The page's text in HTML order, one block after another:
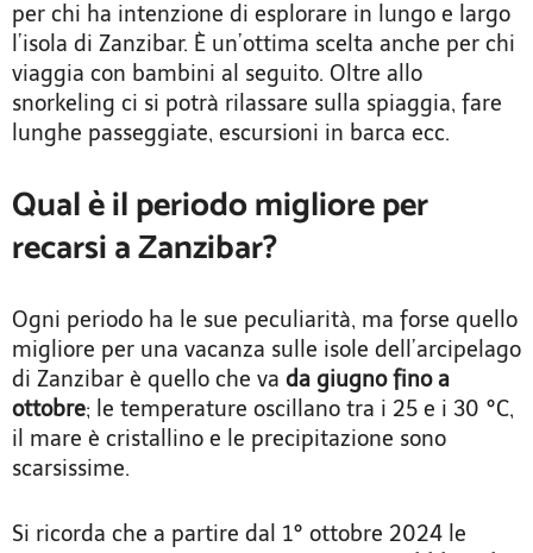
per chi ha intenzione di esplorare in lungo e largo
l’isola di Zanzibar. È un’ottima scelta anche per chi
viaggia con bambini al seguito. Oltre allo
snorkeling ci si potrà rilassare sulla spiaggia, fare
lunghe passeggiate, escursioni in barca ecc.
Qual è il periodo migliore per
recarsi a Zanzibar?
Ogni periodo ha le sue peculiarità, ma forse quello
migliore per una vacanza sulle isole dell’arcipelago
di Zanzibar è quello che va da giugno fino a
ottobre; le temperature oscillano tra i 25 e i 30 °C,
il mare è cristallino e le precipitazione sono
scarsissime.
Si ricorda che a partire dal 1° ottobre 2024 le